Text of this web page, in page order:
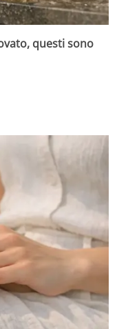
questi sono